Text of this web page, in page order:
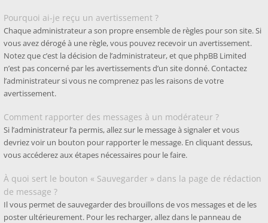
Pourquoi ai-je reçu un avertissement ?
Chaque administrateur a son propre ensemble de règles pour son site. Si
vous avez dérogé à une règle, vous pouvez recevoir un avertissement.
Notez que c’est la décision de l’administrateur, et que phpBB Limited
n’est pas concerné par les avertissements d’un site donné. Contactez
l’administrateur si vous ne comprenez pas les raisons de votre
avertissement.
Comment rapporter des messages à un modérateur ?
Si l’administrateur l’a permis, allez sur le message à signaler et vous
devriez voir un bouton pour rapporter le message. En cliquant dessus,
vous accéderez aux étapes nécessaires pour le faire.
À quoi sert le bouton « Sauvegarder » dans la page de rédaction
de message ?
Il vous permet de sauvegarder des brouillons de vos messages et de les
poster ultérieurement. Pour les recharger, allez dans le panneau de